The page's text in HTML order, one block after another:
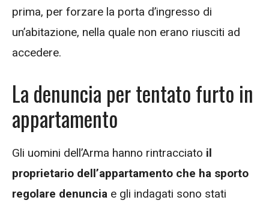
prima, per forzare la porta d’ingresso di
un’abitazione, nella quale non erano riusciti ad
accedere.
La denuncia per tentato furto in
appartamento
Gli uomini dell’Arma hanno rintracciato il
proprietario dell’appartamento che ha sporto
regolare denuncia e gli indagati sono stati